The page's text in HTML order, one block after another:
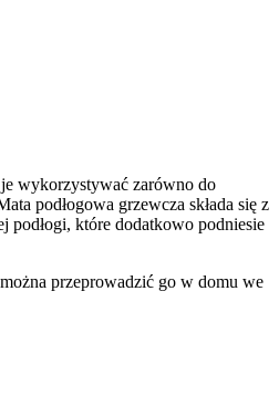
wykorzystywać zarówno do
podłogowa grzewcza składa się z
podłogi, które dodatkowo podniesie
przeprowadzić go w domu we